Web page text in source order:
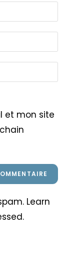
et mon site
Learn
.